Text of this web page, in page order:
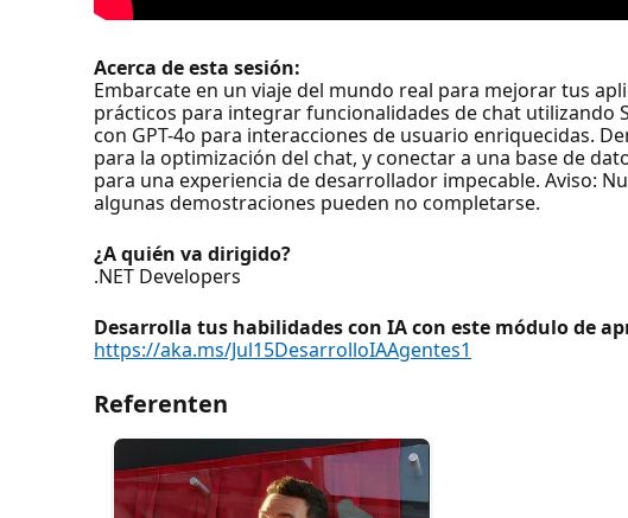
Acerca de esta sesión:
Embarcate en un viaje del mundo real para mejorar tus
prácticos para integrar funcionalidades de chat utilizando
con GPT-4o para interacciones de usuario enriquecidas.
para la optimización del chat, y conectar a una base de
para una experiencia de desarrollador impecable. Aviso:
algunas demostraciones pueden no completarse.
¿A quién va dirigido?
.NET Developers
Desarrolla tus habilidades con IA con este módulo de
https://aka.ms/Jul15DesarrolloIAAgentes1
Referenten